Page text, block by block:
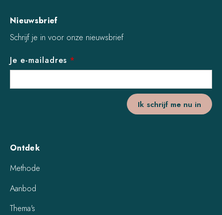
Nieuwsbrief
Schrijf je in voor onze nieuwsbrief
Je e-mailadres *
Ontdek
Methode
Aanbod
Thema's